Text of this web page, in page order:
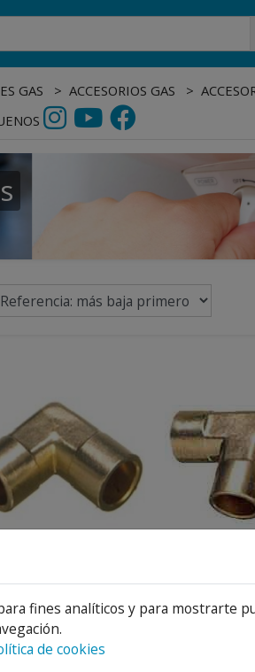
GAS ACCESORIOS GAS
2,09 € 4,45 € 53 % Desde1,55
fines analíticos y para mostrarte
de cookies